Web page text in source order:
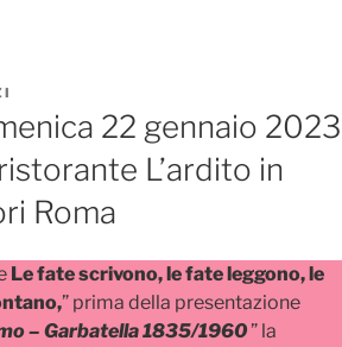
22 gennaio 2023
L’ardito in
Roma
Le fate scrivono, le fate leggono, le
” prima della presentazione
– Garbatella 1835/1960” la